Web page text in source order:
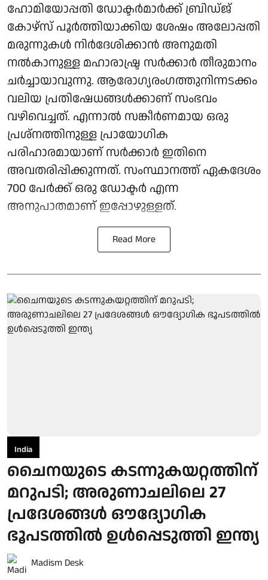
ഹോമിയോപ്പതി ഡോക്ടർമാർക്ക് ബ്രിഡ്ജ്
കോഴ്‌സ് പൂർത്തിയാക്കിയ ശേഷം അലോപ്പതി
മരുന്നുകൾ നിർദേശിക്കാൻ അനുമതി
നൽകാനുള്ള മഹാരാഷ്ട്ര സർക്കാർ തീരുമാനം
ചർച്ചായാവുന്നു. ആരോ​ഗ്യരം​ഗത്തുനിന്നടക്കം
വലിയ പ്രതിഷേധങ്ങൾക്കാണ് സംഭവം
വഴിവെച്ചത്. എന്നാൽ സങ്കീർണമായ ഒരു
പ്രശ്നത്തിനുള്ള പ്രായോഗിക
പരിഹാരമായാണ് സർക്കാർ ഇതിനെ
അവതരിപ്പിക്കുന്നത്. സംസ്ഥാനത്ത് ഏകദേശം
700 പേർക്ക് ഒരു ഡോക്ടർ എന്ന
അനുപാതമാണ് ഇപ്പോഴുള്ളത്.
Read More
India
ചൈനയുടെ കടന്നുകയറ്റത്തിന്
മറുപടി; അരുണാചലിലെ 27
പ്രദേശങ്ങള്‍ ഔദ്യോഗിക
ഭൂപടത്തില്‍ ഉള്‍പ്പെടുത്തി ഇന്ത്യ
Madism Desk